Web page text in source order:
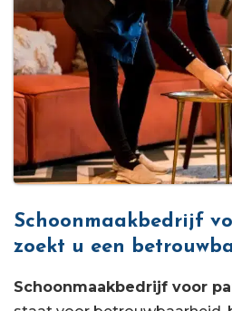
Schoonmaakbedrijf
zoekt u een
Schoonmaakbedrijf voor